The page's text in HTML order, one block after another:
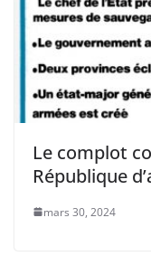
Le complot
République
mars 30, 2024